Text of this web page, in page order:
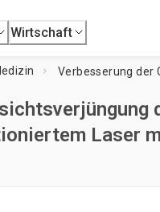
Wirtschaft
Laser